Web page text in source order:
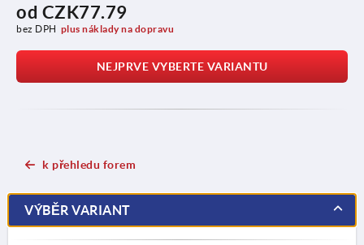
od CZK77.79
bez DPH plus náklady na dopravu
NEJPRVE VYBERTE VARIANTU
k přehledu forem
VÝBĚR VARIANT